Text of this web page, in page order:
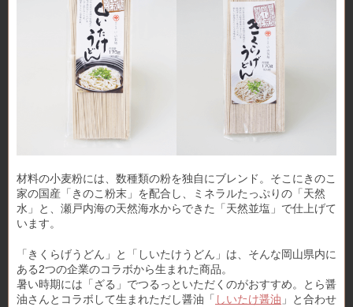
材料の小麦粉には、数種類の粉を独自にブレンド。そこにきのこ
家の国産「きのこ粉末」を配合し、ミネラルたっぷりの「天然
水」と、瀬戸内海の天然海水からできた「天然並塩」で仕上げて
います。
「きくらげうどん」と「しいたけうどん」は、そんな岡山県内に
ある2つの企業のコラボから生まれた商品。
暑い時期には「ざる」でつるっといただくのがおすすめ。とら醤
油さんとコラボして生まれただし醤油「 しいたけ醤油 」と合わせ